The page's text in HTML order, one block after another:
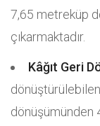
7,65 metreküp
çıkarmaktadır.
Kâğıt Geri
dönüşümünden